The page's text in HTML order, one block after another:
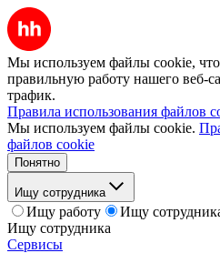
Мы используем файлы cookie,
правильную работу нашего веб-
трафик.
Правила использования файлов
Мы используем файлы cookie.
файлов cookie
Понятно
Ищу сотрудника
Ищу работу
Ищу
Ищу сотрудника
Сервисы